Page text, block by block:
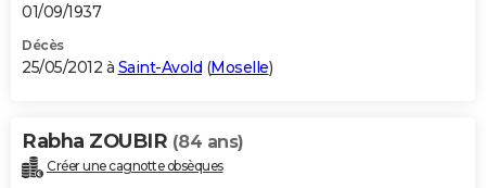
01/09/1937
Décès
25/05/2012 à Saint-Avold (Moselle)
Rabha ZOUBIR (84 ans)
Créer une cagnotte obsèques